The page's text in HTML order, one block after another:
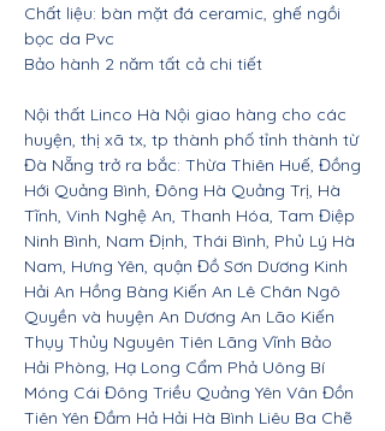
Chất liệu: bàn mặt đá ceramic, ghế ngồi
bọc da Pvc
Bảo hành 2 năm tất cả chi tiết
Nội thất Linco Hà Nội giao hàng cho các
huyện, thị xã tx, tp thành phố tỉnh thành từ
Đà Nẵng trở ra bắc: Thừa Thiên Huế, Đồng
Hới Quảng Bình, Đông Hà Quảng Trị, Hà
Tĩnh, Vinh Nghệ An, Thanh Hóa, Tam Điệp
Ninh Bình, Nam Định, Thái Bình, Phủ Lý Hà
Nam, Hưng Yên, quận Đồ Sơn Dương Kinh
Hải An Hồng Bàng Kiến An Lê Chân Ngô
Quyền và huyện An Dương An Lão Kiến
Thụy Thủy Nguyên Tiên Lãng Vĩnh Bảo
Hải Phòng, Hạ Long Cẩm Phả Uông Bí
Móng Cái Đông Triều Quảng Yên Vân Đồn
Tiên Yên Đầm Hả Hải Hà Bình Liêu Ba Chẽ